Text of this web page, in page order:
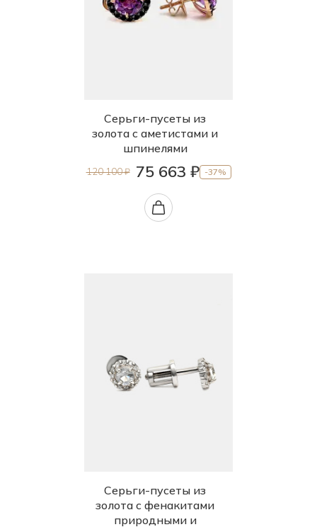
Серьги-пусеты из
золота с аметистами и
шпинелями
120 100 ₽ 75 663 ₽ -37%
Серьги-пусеты из
золота с фенакитами
природными и